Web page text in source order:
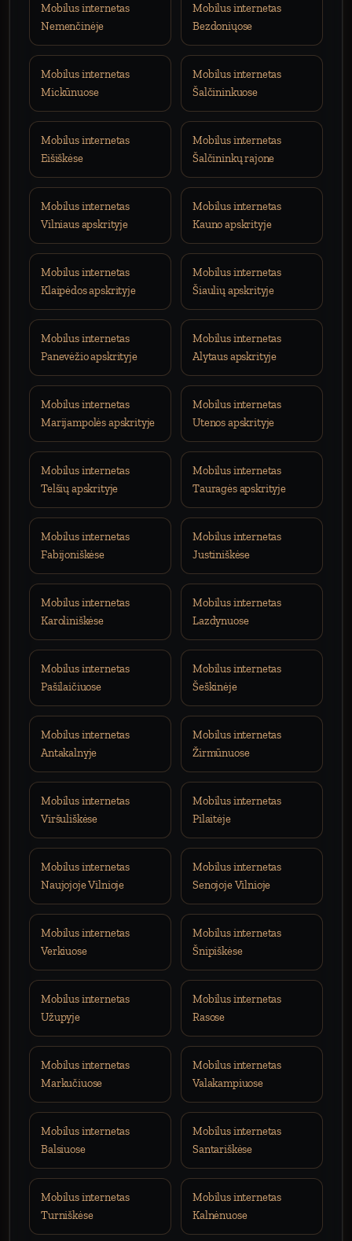
Mobilus internetas
Nemenčinėje
Mobilus internetas
Bezdoniųose
Mobilus internetas
Mickūnuose
Mobilus internetas
Šalčininkuose
Mobilus internetas
Eišiškėse
Mobilus internetas
Šalčininkų rajone
Mobilus internetas
Vilniaus apskrityje
Mobilus internetas
Kauno apskrityje
Mobilus internetas
Klaipėdos apskrityje
Mobilus internetas
Šiaulių apskrityje
Mobilus internetas
Panevėžio apskrityje
Mobilus internetas
Alytaus apskrityje
Mobilus internetas
Marijampolės apskrityje
Mobilus internetas
Utenos apskrityje
Mobilus internetas
Telšių apskrityje
Mobilus internetas
Tauragės apskrityje
Mobilus internetas
Fabijoniškėse
Mobilus internetas
Justiniškėse
Mobilus internetas
Karoliniškėse
Mobilus internetas
Lazdynuose
Mobilus internetas
Pašilaičiuose
Mobilus internetas
Šeškinėje
Mobilus internetas
Antakalnyje
Mobilus internetas
Žirmūnuose
Mobilus internetas
Viršuliškėse
Mobilus internetas
Pilaitėje
Mobilus internetas
Naujojoje Vilnioje
Mobilus internetas
Senojoje Vilnioje
Mobilus internetas
Verkiuose
Mobilus internetas
Šnipiškėse
Mobilus internetas
Užupyje
Mobilus internetas
Rasose
Mobilus internetas
Markučiuose
Mobilus internetas
Valakampiuose
Mobilus internetas
Balsiuose
Mobilus internetas
Santariškėse
Mobilus internetas
Turniškėse
Mobilus internetas
Kalnėnuose